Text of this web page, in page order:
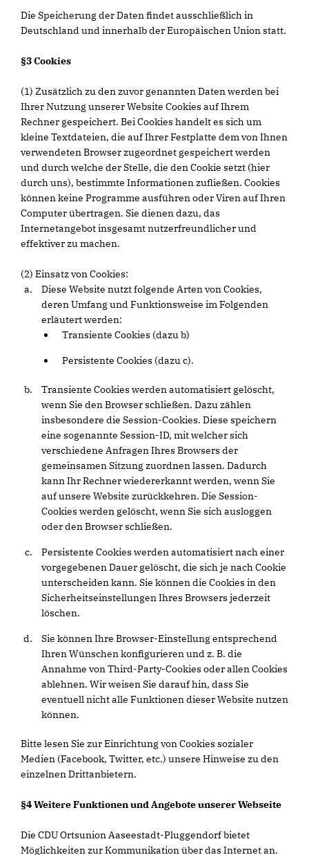
Die Speicherung der Daten findet ausschließlich in
Deutschland und innerhalb der Europäischen Union statt.
§3 Cookies
(1) Zusätzlich zu den zuvor genannten Daten werden bei
Ihrer Nutzung unserer Website Cookies auf Ihrem
Rechner gespeichert. Bei Cookies handelt es sich um
kleine Textdateien, die auf Ihrer Festplatte dem von Ihnen
verwendeten Browser zugeordnet gespeichert werden
und durch welche der Stelle, die den Cookie setzt (hier
durch uns), bestimmte Informationen zufließen. Cookies
können keine Programme ausführen oder Viren auf Ihren
Computer übertragen. Sie dienen dazu, das
Internetangebot insgesamt nutzerfreundlicher und
effektiver zu machen.
(2) Einsatz von Cookies:
Diese Website nutzt folgende Arten von Cookies,
deren Umfang und Funktionsweise im Folgenden
erläutert werden:
Transiente Cookies (dazu b)
Persistente Cookies (dazu c).
Transiente Cookies werden automatisiert gelöscht,
wenn Sie den Browser schließen. Dazu zählen
insbesondere die Session-Cookies. Diese speichern
eine sogenannte Session-ID, mit welcher sich
verschiedene Anfragen Ihres Browsers der
gemeinsamen Sitzung zuordnen lassen. Dadurch
kann Ihr Rechner wiedererkannt werden, wenn Sie
auf unsere Website zurückkehren. Die Session-
Cookies werden gelöscht, wenn Sie sich ausloggen
oder den Browser schließen.
Persistente Cookies werden automatisiert nach einer
vorgegebenen Dauer gelöscht, die sich je nach Cookie
unterscheiden kann. Sie können die Cookies in den
Sicherheitseinstellungen Ihres Browsers jederzeit
löschen.
Sie können Ihre Browser-Einstellung entsprechend
Ihren Wünschen konfigurieren und z. B. die
Annahme von Third-Party-Cookies oder allen Cookies
ablehnen. Wir weisen Sie darauf hin, dass Sie
eventuell nicht alle Funktionen dieser Website nutzen
können.
Bitte lesen Sie zur Einrichtung von Cookies sozialer
Medien (Facebook, Twitter, etc.) unsere Hinweise zu den
einzelnen Drittanbietern.
§4 Weitere Funktionen und Angebote unserer Webseite
Die CDU Ortsunion Aaseestadt-Pluggendorf bietet
Möglichkeiten zur Kommunikation über das Internet an.